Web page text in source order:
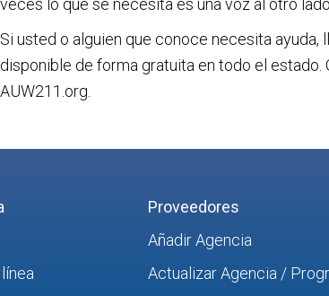
veces lo que se necesita es una voz al otro
Si usted o alguien que conoce necesita ayuda,
disponible de forma gratuita en todo el estado.
AUW211.org.
Proveedores
Añadir Agencia
Actualizar Agencia /